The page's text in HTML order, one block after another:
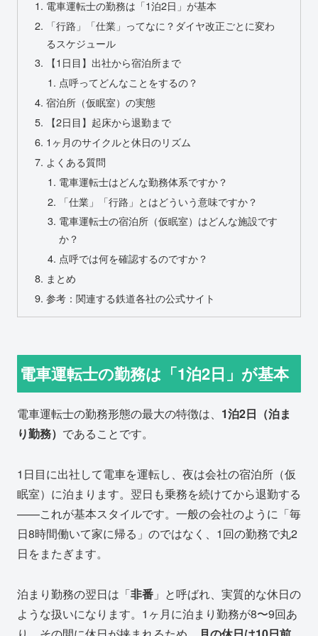
電車運転士の勤務は「1泊2日」が基本
「行路」「仕業」ってなに？ダイヤ改正ごとに変わ
るスケジュール
【1日目】出社から宿泊所まで
点呼ってどんなことをするの？
宿泊所（仮眠室）の実態
【2日目】起床から退勤まで
1ヶ月のサイクルと休日のリズム
よくある質問
電車運転士はどんな勤務体系ですか？
「仕業」「行路」とはどういう意味ですか？
電車運転士の宿泊所（仮眠室）はどんな施設です
か？
点呼では何を確認するのですか？
まとめ
参考：関連する鉄道各社の公式サイト
電車運転士の勤務は「1泊2日」が基本
電車運転士の勤務形態の最大の特徴は、 1泊2日（泊ま
り勤務） であることです。
1日目に出社して電車を運転し、夜は会社の宿泊所（仮
眠室）に泊まります。翌日も乗務を続けてから退勤する
——これが基本スタイルです。一般の会社のように「毎
日8時間働いて家に帰る」のではなく、1回の勤務で丸2
日をまたぎます。
泊まり勤務の翌日は「非番 」と呼ばれ、実質的な休日の
ような扱いになります。1ヶ月に泊まり勤務が8〜9回あ